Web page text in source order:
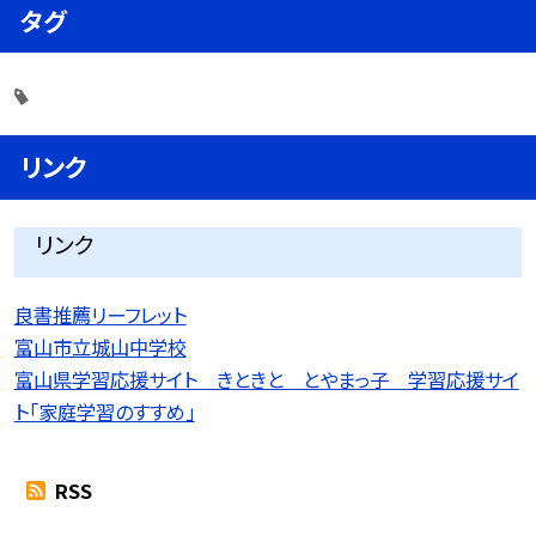
タグ
リンク
リンク
良書推薦リーフレット
富山市立城山中学校
富山県学習応援サイト きときと とやまっ子 学習応援サイ
ト「家庭学習のすすめ」
RSS